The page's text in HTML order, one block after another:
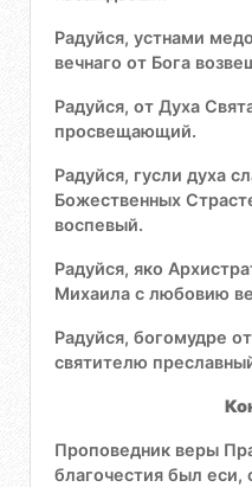
Радуйся, устнами
вечнаго от Бога
Радуйся, от Духа
просвещающий.
Радуйся, гусли духа
Божественных
воспевый.
Радуйся, яко
Михаила с любовию
Радуйся, богомудре
святителю
Проповедник веры
благочестия был еси,